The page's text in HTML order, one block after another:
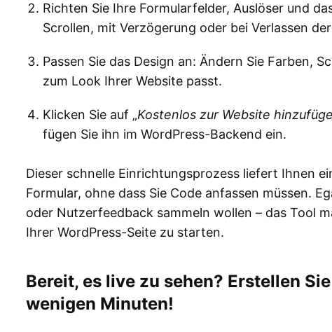
Richten Sie Ihre Formularfelder, Auslöser und
Scrollen, mit Verzögerung oder bei Verlassen
Passen Sie das Design an: Ändern Sie Farben,
zum Look Ihrer Website passt.
Klicken Sie auf „Kostenlos zur Website
fügen Sie ihn im WordPress-Backend ein.
Dieser schnelle Einrichtungsprozess liefert Ihnen
Formular, ohne dass Sie Code anfassen müssen.
oder Nutzerfeedback sammeln wollen – das Tool
Ihrer WordPress-Seite zu starten.
Bereit, es live zu sehen? Erstellen
wenigen Minuten!